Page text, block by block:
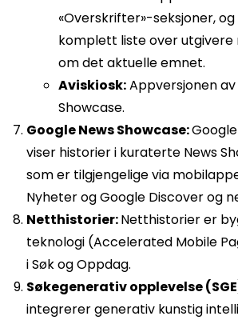
«Overskrifter»-seksjoner,
komplett liste over
om det aktuelle emnet.
Aviskiosk:Appversjonen
Showcase.
Google News Showcase:
viser historier i kuraterte News
som er tilgjengelige via
Nyheter og Google Discover og
Netthistorier:Netthistorier er
teknologi (Accelerated Mobile
i Søk og Oppdag.
Søkegenerativ opplevelse
integrerer generativ kunstig